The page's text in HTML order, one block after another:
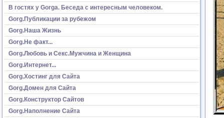
В гостях у Gorga. Беседа с интересным человеком.
Gorg.Публикации за рубежом
Gorg.Наша Жизнь
Gorg.Не факт...
Gorg.Любовь и Секс.Мужчина и Женщина
Gorg.Интернет...
Gorg.Хостинг для Сайта
Gorg.Домен для Сайта
Gorg.Конструктор Сайтов
Gorg.Наполнение Сайта